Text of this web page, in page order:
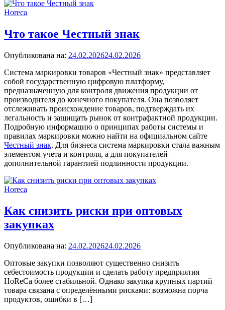
Horeca
Что такое Честный знак
Опубликована на: 24.02.202624.02.2026
Система маркировки товаров «Честный знак» представляет
собой государственную цифровую платформу,
предназначенную для контроля движения продукции от
производителя до конечного покупателя. Она позволяет
отслеживать происхождение товаров, подтверждать их
легальность и защищать рынок от контрафактной продукции.
Подробную информацию о принципах работы системы и
правилах маркировки можно найти на официальном сайте
Честный знак. Для бизнеса система маркировки стала важным
элементом учета и контроля, а для покупателей —
дополнительной гарантией подлинности продукции.
Horeca
Как снизить риски при оптовых
закупках
Опубликована на: 24.02.202624.02.2026
Оптовые закупки позволяют существенно снизить
себестоимость продукции и сделать работу предприятия
HoReCa более стабильной. Однако закупка крупных партий
товара связана с определёнными рисками: возможна порча
продуктов, ошибки в […]